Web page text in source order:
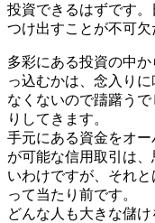
投資できるはずです
つけ出すことが不可欠
多彩にある投資の中
っ込むかは、念入り
なくないので躊躇う
りしてきます。
手元にある資金をオ
が可能な信用取引は
いわけですが、それ
って当たり前です。
どんな人も大きな儲